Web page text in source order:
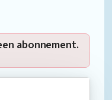
abonnement.